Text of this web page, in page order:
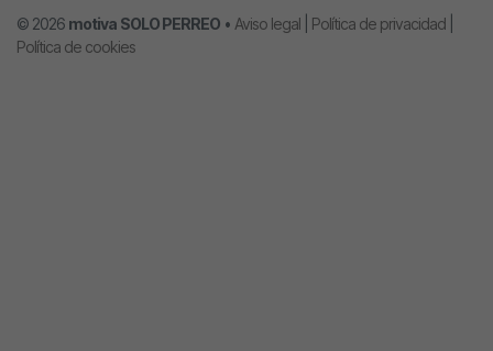
© 2026 motiva SOLO PERREO • Aviso legal Política de privacidad
Política de cookies